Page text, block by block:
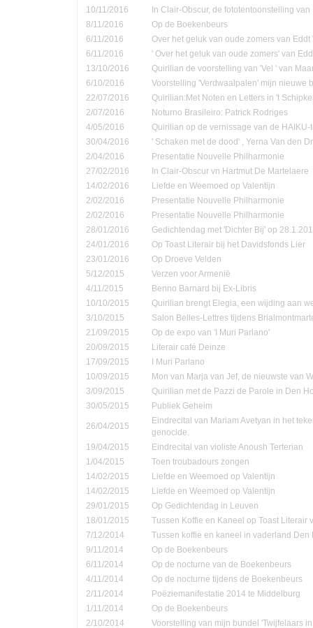
10/11/2016
In Clair-Obscur, de fototentoonstelling
8/11/2016
Op de Boekenbeurs
6/11/2016
Over het geluk van oude zomers van Eddt
6/11/2016
' Over het geluk van oude zomers' van
13/10/2016
Quirilian de voorstelling van 'Vel ' van
6/10/2016
Voorstelling 'Verdwaalpalen' mijn nieuwe
22/07/2016
Quirilian:Met Noten en Letters in 't
2/07/2016
Noturno Brasileiro: Patrick Rodriges
4/05/2016
Quirilian op de vernissage van de
30/04/2016
' Schaken met de dood' , Yerna Van den
2/04/2016
Presentatie Nouvelle Philharmonie
27/02/2016
In Clair-Obscur vn Hartmut De Martelaere
14/02/2016
Liefde en Weemoed op Valentijn
2/02/2016
Presentatie Nouvelle Philharmonie
2/02/2016
Presentatie Nouvelle Philharmonie
28/01/2016
Gedichtendag met 'Dichter Bij' op
24/01/2016
Op Toast Literair bij het Davidsfonds Lier
23/01/2016
Op Droeve Velden
5/12/2015
Verzen voor Armenië
4/11/2015
Benno Barnard bij Ex-Libris
10/10/2015
Quirilian brengt Elegia, een wijding aan
3/10/2015
Salon Belles-Lettres tijdens
21/09/2015
Op de expo van 'I Muri Parlano'
20/09/2015
Literair café Deinze
17/09/2015
I Muri Parlano
10/09/2015
Mon van Marja van Jef, de nieuwste van
3/09/2015
Quirilian met de Pazzi de Parole in Den
30/05/2015
Publiek Geheim
26/04/2015
Eindrecital van Mariam Avetyan in het
genocide.
19/04/2015
Eindrecital van violiste Anoush Terterian
1/04/2015
Toen troubadours zongen
14/02/2015
Liefde en Weemoed op Valentijn
14/02/2015
Liefde en Weemoed op Valentijn
29/01/2015
Op Gedichtendag in Leuven
18/01/2015
Tussen Koffie en Kaneel op Toast Literair
7/12/2014
Tussen koffie en kaneel in vaderland Den
9/11/2014
Op de Boekenbeurs
6/11/2014
Op de nocturne van de Boekenbeurs
4/11/2014
Op de nocturne tijdens de Boekenbeurs
2/11/2014
Poëziemanifestatie 2014 te Middelburg
1/11/2014
Op de Boekenbeurs
2/10/2014
Voorstelling van mijn bundel 'Twijfelaars